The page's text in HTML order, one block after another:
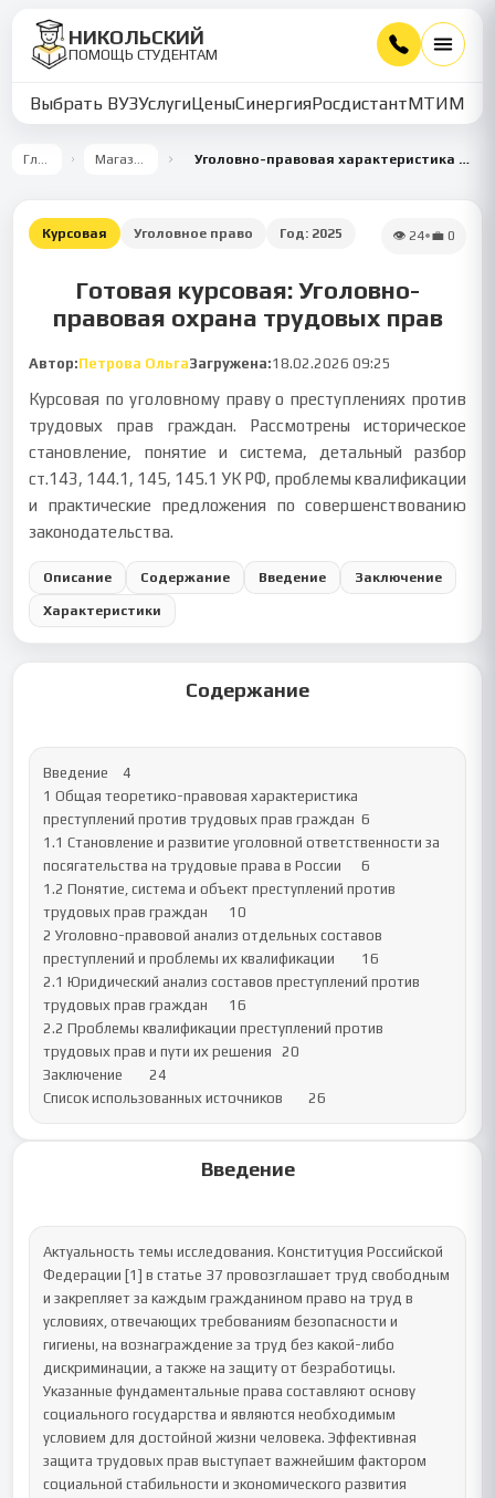
НИКОЛЬСКИЙ
ПОМОЩЬ СТУДЕНТАМ
Выбрать ВУЗУслугиЦеныСинергияРосдистантМТИММУ
Главная Магазин работ Уголовно-правовая характеристика преступлений против трудовых прав граждан
Курсовая Уголовное право Год: 2025 👁 24•💼 0
Готовая курсовая: Уголовно-
правовая охрана трудовых прав
Автор:Петрова ОльгаЗагружена:18.02.2026 09:25
Курсовая по уголовному праву о преступлениях против
трудовых прав граждан. Рассмотрены историческое
становление, понятие и система, детальный разбор
ст.143, 144.1, 145, 145.1 УК РФ, проблемы квалификации
и практические предложения по совершенствованию
законодательства.
Описание Содержание Введение Заключение
Характеристики
Содержание
Введение	4
1 Общая теоретико-правовая характеристика
преступлений против трудовых прав граждан	6
1.1 Становление и развитие уголовной ответственности за
посягательства на трудовые права в России	6
1.2 Понятие, система и объект преступлений против
трудовых прав граждан	10
2 Уголовно-правовой анализ отдельных составов
преступлений и проблемы их квалификации	16
2.1 Юридический анализ составов преступлений против
трудовых прав граждан	16
2.2 Проблемы квалификации преступлений против
трудовых прав и пути их решения	20
Заключение	24
Список использованных источников	26
Введение
Актуальность темы исследования. Конституция Российской
Федерации [1] в статье 37 провозглашает труд свободным
и закрепляет за каждым гражданином право на труд в
условиях, отвечающих требованиям безопасности и
гигиены, на вознаграждение за труд без какой-либо
дискриминации, а также на защиту от безработицы.
Указанные фундаментальные права составляют основу
социального государства и являются необходимым
условием для достойной жизни человека. Эффективная
защита трудовых прав выступает важнейшим фактором
социальной стабильности и экономического развития